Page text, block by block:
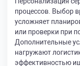
процессов. Выбор
усложняет
или проверки при
Дополнительные
нагружают
эффективностью